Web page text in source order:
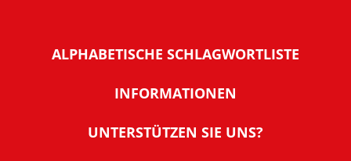
ALPHABETISCHE SCHLAGWORTLISTE
INFORMATIONEN
Warum NachDenkSeiten
UNTERSTÜTZEN SIE UNS?